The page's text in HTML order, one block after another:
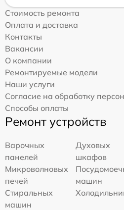
Стоимость ремонта
Оплата и доставка
Контакты
Вакансии
О компании
Ремонтируемые модели
Наши услуги
Согласие на обработку
Способы оплаты
Ремонт устройств
Варочных
панелей
Духовых
шкафов
Микроволновых
печей
машин
Стиральных
машин